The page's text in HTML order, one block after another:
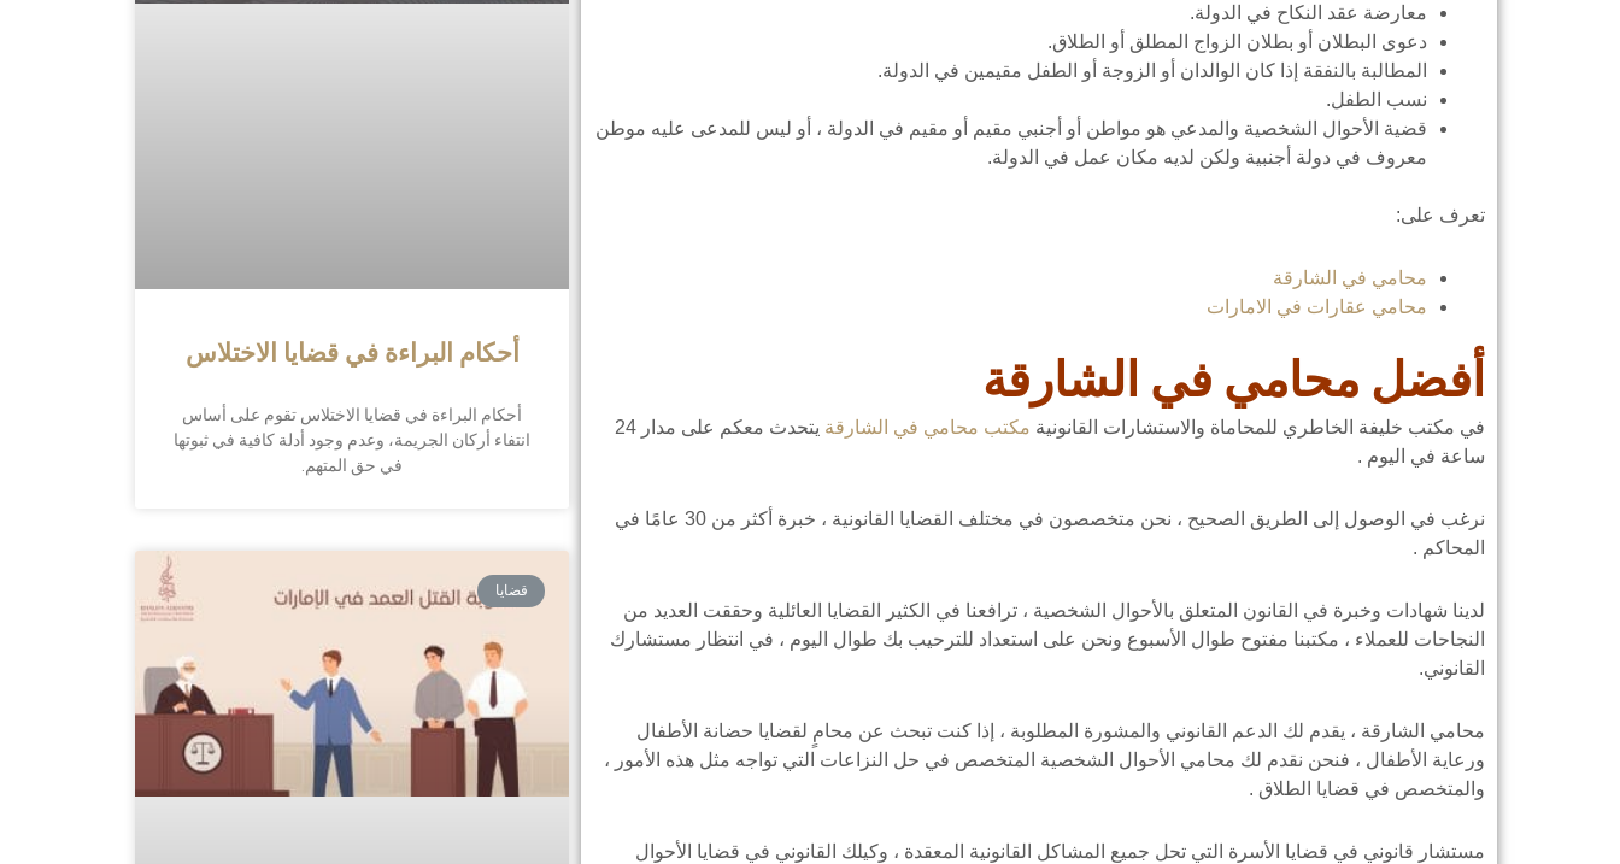
معارضة عقد النكاح في الدولة.
دعوى البطلان أو بطلان الزواج المطلق أو الطلاق.
المطالبة بالنفقة إذا كان الوالدان أو الزوجة أو الطفل مقيمين في الدولة.
نسب الطفل.
قضية الأحوال الشخصية والمدعي هو مواطن أو أجنبي مقيم أو مقيم في الدولة ، أو ليس للمدعى عليه موطن
معروف في دولة أجنبية ولكن لديه مكان عمل في الدولة.
تعرف على:
محامي في الشارقة
محامي عقارات في الامارات
أفضل محامي في الشارقة
في مكتب خليفة الخاطري للمحاماة والاستشارات القانونية مكتب محامي في الشارقة
يتحدث معكم على مدار 24
ساعة في اليوم .
نرغب في الوصول إلى الطريق الصحيح ، نحن متخصصون في مختلف القضايا القانونية ، خبرة أكثر من 30 عامًا في
المحاكم .
لدينا شهادات وخبرة في القانون المتعلق بالأحوال الشخصية ، ترافعنا في الكثير القضايا العائلية وحققت العديد من
النجاحات للعملاء ، مكتبنا مفتوح طوال الأسبوع ونحن على استعداد للترحيب بك طوال اليوم ، في انتظار مستشارك
القانوني.
محامي الشارقة ، يقدم لك الدعم القانوني والمشورة المطلوبة ، إذا كنت تبحث عن محامٍ لقضايا حضانة الأطفال
ورعاية الأطفال ، فنحن نقدم لك محامي الأحوال الشخصية المتخصص في حل النزاعات التي تواجه مثل هذه الأمور ،
والمتخصص في قضايا الطلاق .
مستشار قانوني في قضايا الأسرة التي تحل جميع المشاكل القانونية المعقدة ، وكيلك القانوني في قضايا الأحوال
أحكام البراءة في قضايا الاختلاس
أحكام البراءة في قضايا الاختلاس تقوم على أساس
انتفاء أركان الجريمة، وعدم وجود أدلة كافية في ثبوتها
في حق المتهم.
قضايا